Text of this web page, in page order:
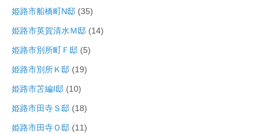
姫路市船橋町N邸 (35)
姫路市英賀清水Ｍ邸 (14)
姫路市別所町Ｆ邸 (5)
姫路市別所Ｋ邸 (19)
姫路市苫編I邸 (10)
姫路市田寺Ｓ邸 (18)
姫路市田寺Ｏ邸 (11)